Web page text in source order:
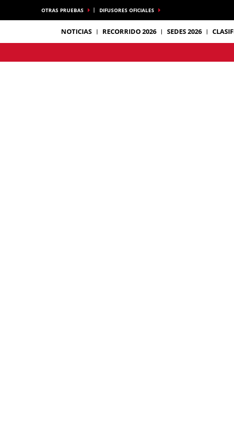
OTRAS PRUEBAS DIFUSORES OFICIALES
NOTICIAS RECORRIDO 2026 SEDES 2026